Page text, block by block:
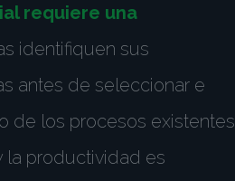
requiere una
identifiquen sus
antes de seleccionar e
de los procesos existentes
la productividad es